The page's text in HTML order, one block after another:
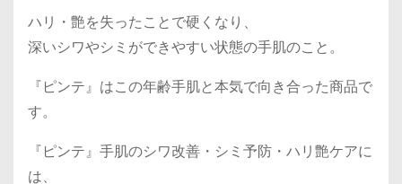
ハリ・艶を失ったことで硬くなり、
深いシワやシミができやすい状態の手肌のこと。
『ピンテ』はこの年齢手肌と本気で向き合った商品で
す。
『ピンテ』手肌のシワ改善・シミ予防・ハリ艶ケアに
は、